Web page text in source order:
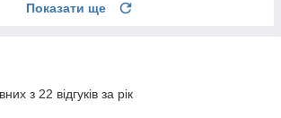
Показати ще
з 22 відгуків за рік